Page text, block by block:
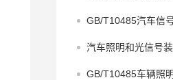
GB/T10485汽车信号照明
汽车照明和光信号
GB/T10485车辆照明和信号装